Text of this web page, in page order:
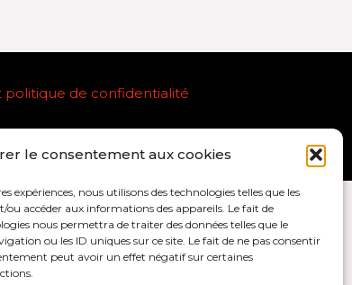
le consentement aux cookies
expériences, nous utilisons des technologies telles que les
ou accéder aux informations des appareils. Le fait de
nous permettra de traiter des données telles que le
ou les ID uniques sur ce site. Le fait de ne pas consentir
peut avoir un effet négatif sur certaines
politique de confidentialité